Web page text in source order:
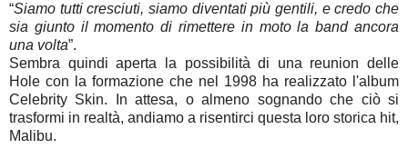
“Siamo tutti cresciuti, siamo diventati più gentili, e credo che
sia giunto il momento di rimettere in moto la band ancora
una volta”.
Sembra quindi aperta la possibilità di una reunion delle
Hole con la formazione che nel 1998 ha realizzato l'album
Celebrity Skin. In attesa, o almeno sognando che ciò si
trasformi in realtà, andiamo a risentirci questa loro storica hit,
Malibu.